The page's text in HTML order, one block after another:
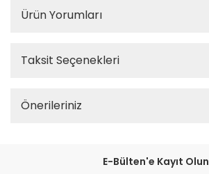
Ürün Yorumları
Taksit Seçenekleri
Önerileriniz
E-Bülten'e Kayıt Olun